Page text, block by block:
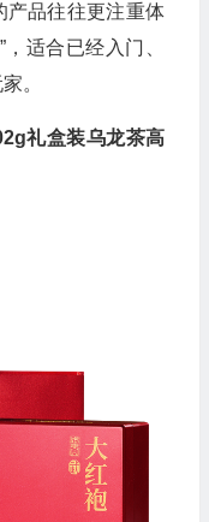
产品往往更注重体
适合已经入门、
。
礼盒装乌龙茶高